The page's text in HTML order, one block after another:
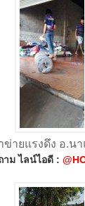
ข่ายแรงดึง อ.น
าม ไลน์ไอดี :